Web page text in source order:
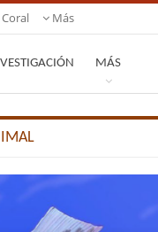
Coral Más
MÁS